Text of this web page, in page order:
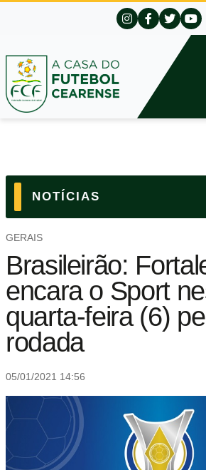
NOTÍCIAS
GERAIS
Brasileirão:
encara o Sport
quarta-feira (6)
rodada
05/01/2021 14:56